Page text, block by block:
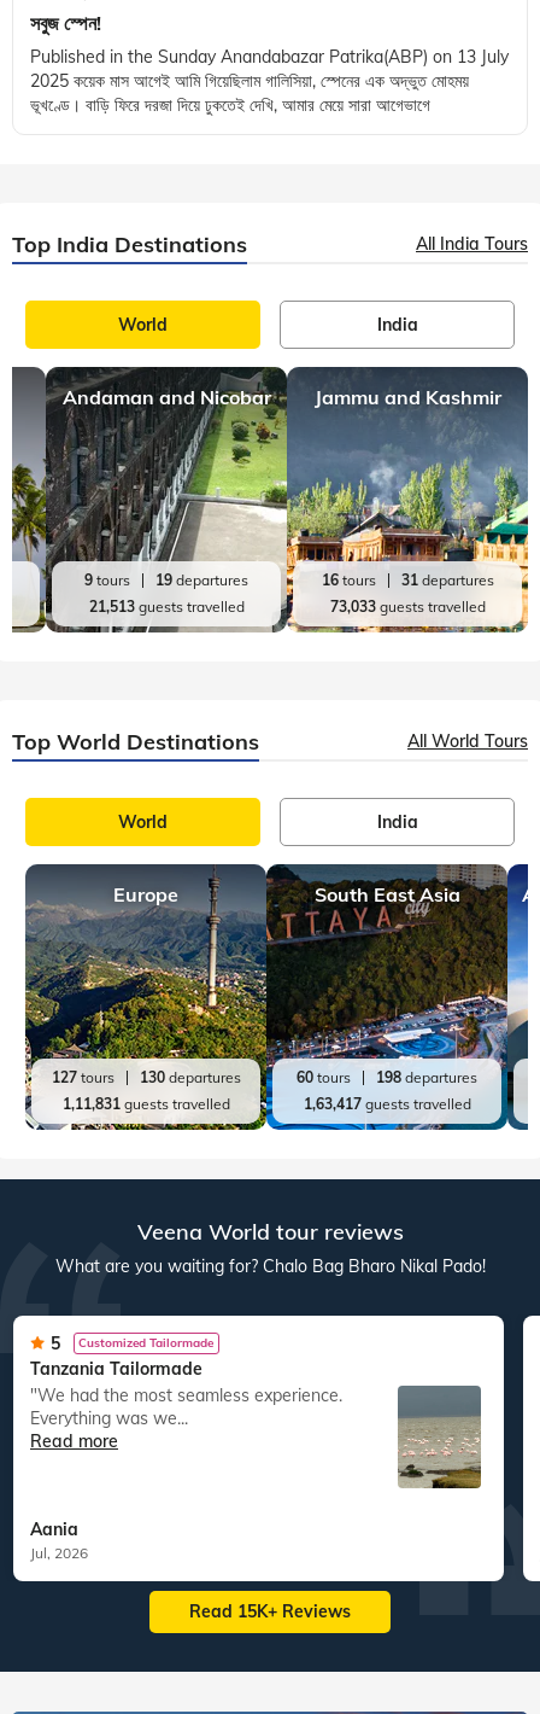
সবুজ স্পেন!
Published in the Sunday Anandabazar Patrika(ABP) on 13 July
2025 কয়েক মাস আগেই আমি গিয়েছিলাম গালিসিয়া, স্পেনের এক অদ্ভুত মোহময়
ভূখণ্ডে। বাড়ি ফিরে দরজা দিয়ে ঢুকতেই দেখি, আমার মেয়ে সারা আগেভাগে
Top India Destinations All India Tours
World India
Andaman and Nicobar
9 tours 19 departures
21,513guests travelled
Jammu and Kashmir
16tours 31departures
73,033guests travelled
Top World Destinations All World Tours
World India
Europe
127tours 130departures
1,11,831guests travelled
South East Asia
60 tours 198 departures
1,63,417guests travelled
Veena World tour reviews
What are you waiting for? Chalo Bag Bharo Nikal Pado!
5 Customized Tailormade
Tanzania Tailormade
"We had the most seamless experience.
Everything was we...
Read more
Aania
Jul, 2026
Read 15K+ Reviews